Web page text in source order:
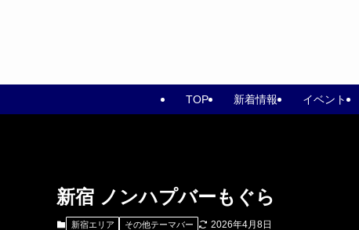
TOP 新着情報 イベント
新宿 ノンハプバーもぐら
新宿エリア その他テーマバー 2026年4月8日